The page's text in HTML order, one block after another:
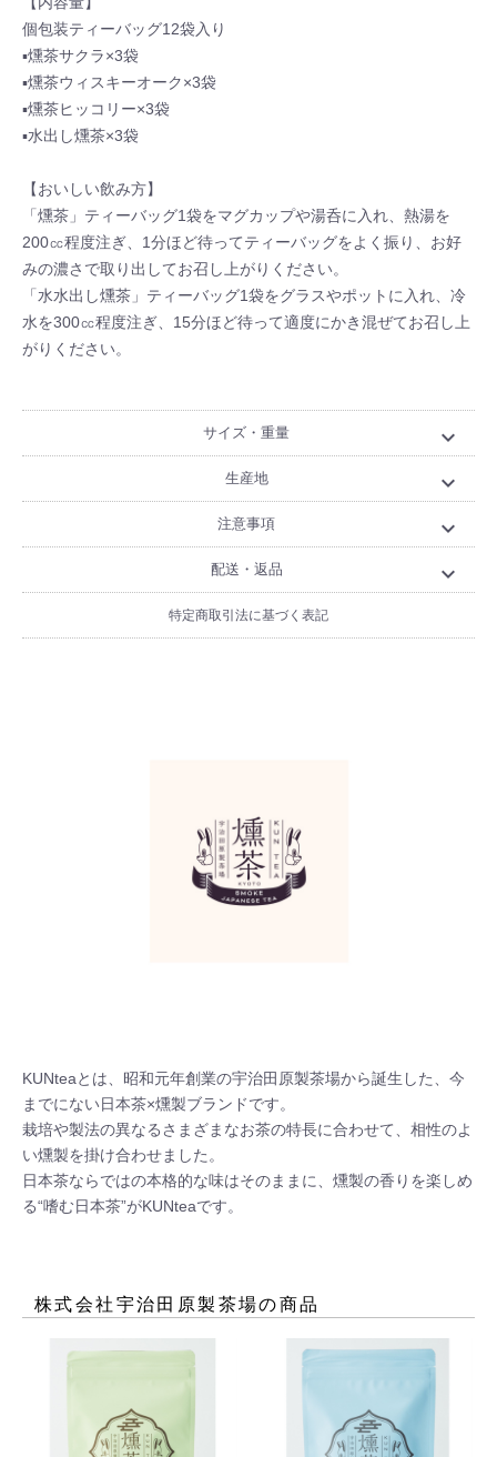
個包装ティーバッグ12袋入り
▪燻茶サクラ×3袋
▪燻茶ウィスキーオーク×3袋
▪燻茶ヒッコリー×3袋
▪水出し燻茶×3袋
【おいしい飲み方】
「燻茶」ティーバッグ1袋をマグカップや湯呑に入れ、熱湯を
200㏄程度注ぎ、1分ほど待ってティーバッグをよく振り、お好
みの濃さで取り出してお召し上がりください。
「水水出し燻茶」ティーバッグ1袋をグラスやポットに入れ、冷
水を300㏄程度注ぎ、15分ほど待って適度にかき混ぜてお召し上
がりください。
サイズ・重量 expand_more
生産地 expand_more
注意事項 expand_more
配送・返品 expand_more
特定商取引法に基づく表記
KUNteaとは、昭和元年創業の宇治田原製茶場から誕生した、今
までにない日本茶×燻製ブランドです。
栽培や製法の異なるさまざまなお茶の特長に合わせて、相性のよ
い燻製を掛け合わせました。
日本茶ならではの本格的な味はそのままに、燻製の香りを楽しめ
る“嗜む日本茶”がKUNteaです。
株式会社宇治田原製茶場の商品